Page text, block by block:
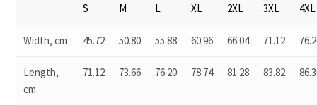
S M L XL 2XL 3XL 4XL
Width, cm 45.72 50.80 55.88 60.96 66.04 71.12
Length,
cm
71.12 73.66 76.20 78.74 81.28 83.82